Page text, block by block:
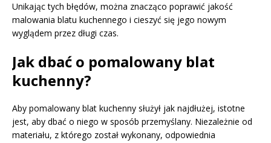
Unikając tych błędów, można znacząco poprawić jakość
malowania blatu kuchennego i cieszyć się jego nowym
wyglądem przez długi czas.
Jak dbać o pomalowany blat
kuchenny?
Aby pomalowany blat kuchenny służył jak najdłużej, istotne
jest, aby dbać o niego w sposób przemyślany. Niezależnie od
materiału, z którego został wykonany, odpowiednia